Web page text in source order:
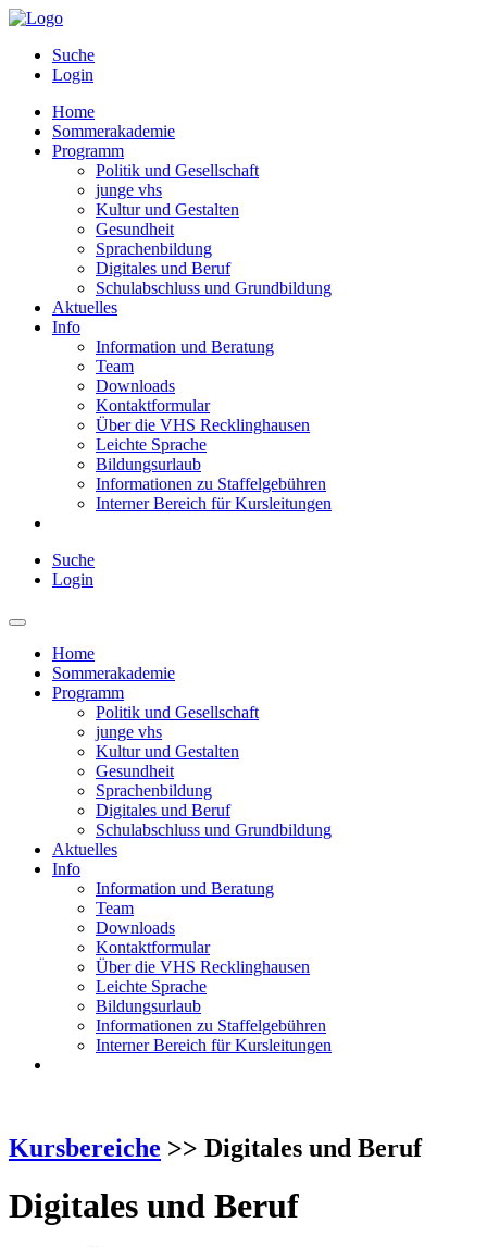
Suche
Login
Home
Sommerakademie
Programm
Politik und Gesellschaft
junge vhs
Kultur und Gestalten
Gesundheit
Sprachenbildung
Digitales und Beruf
Schulabschluss und Grundbildung
Aktuelles
Info
Information und Beratung
Team
Downloads
Kontaktformular
Über die VHS Recklinghausen
Leichte Sprache
Bildungsurlaub
Informationen zu Staffelgebühren
Interner Bereich für Kursleitungen
Suche
Login
Home
Sommerakademie
Programm
Politik und Gesellschaft
junge vhs
Kultur und Gestalten
Gesundheit
Sprachenbildung
Digitales und Beruf
Schulabschluss und Grundbildung
Aktuelles
Info
Information und Beratung
Team
Downloads
Kontaktformular
Über die VHS Recklinghausen
Leichte Sprache
Bildungsurlaub
Informationen zu Staffelgebühren
Interner Bereich für Kursleitungen
Kursbereiche >> Digitales und Beruf
Digitales und Beruf